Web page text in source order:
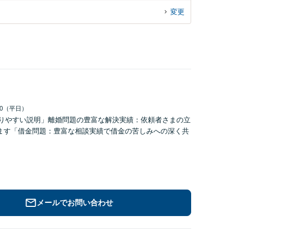
変更
平日）
やすい説明」離婚問題の豊富な解決実績：依頼者さまの立
「借金問題：豊富な相談実績で借金の苦しみへの深く共
メールでお問い合わせ